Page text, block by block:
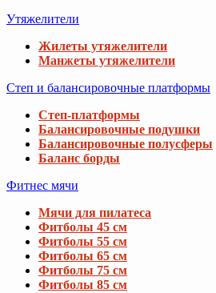
Утяжелители
Жилеты утяжелители
Манжеты утяжелители
Степ и балансировочные платформы
Степ-платформы
Балансировочные подушки
Балансировочные полусферы
Баланс борды
Фитнес мячи
Мячи для пилатеса
Фитболы 45 см
Фитболы 55 см
Фитболы 65 см
Фитболы 75 см
Фитболы 85 см